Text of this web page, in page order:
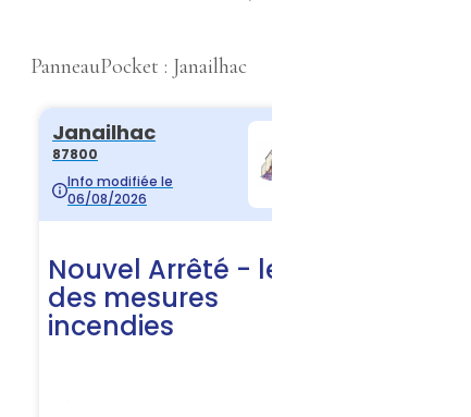
PanneauPocket : Janailhac